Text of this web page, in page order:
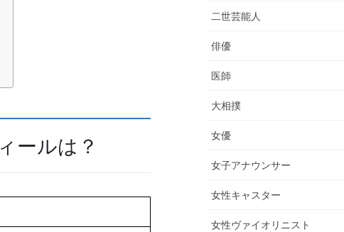
ールは？
二世芸能人
俳優
医師
大相撲
女優
女子アナウンサー
女性キャスター
女性ヴァイオリニスト